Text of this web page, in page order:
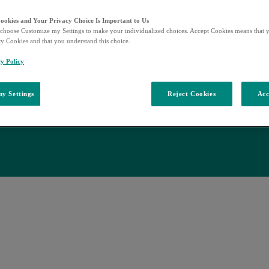
and Your Privacy Choice Is Important to Us
Customize my Settings to make your individualized choices. Accept Cookies means that
Cookies and that you understand this choice.
Policy
Reject Cookies
Settings